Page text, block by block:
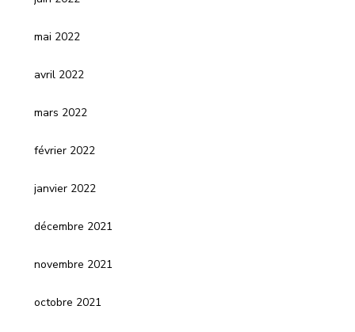
mai 2022
avril 2022
mars 2022
février 2022
janvier 2022
décembre 2021
novembre 2021
octobre 2021